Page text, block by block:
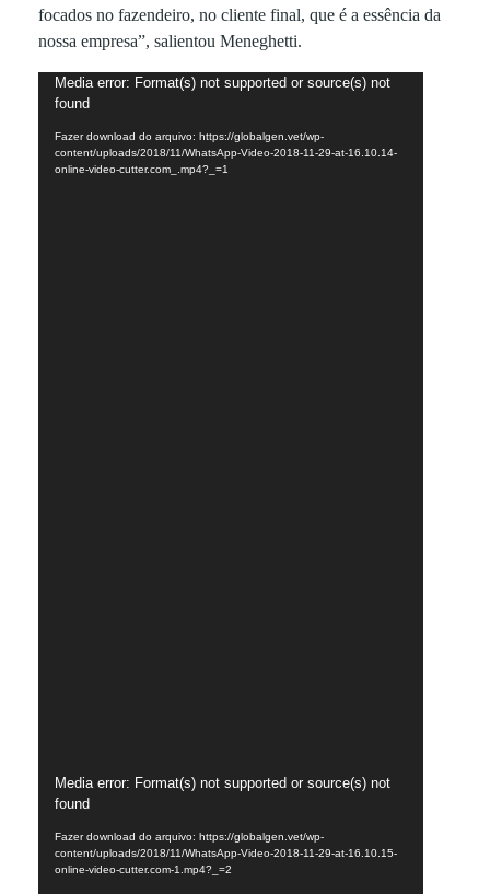
a
m
p
o
r
focados no fazendeiro, no cliente final, que é a essência da
nossa empresa”, salientou Meneghetti.
Tocador
vídeo
Media error: Format(s) not supported or source(s) not
found
Fazer download do arquivo: https://globalgen.vet/wp-
content/uploads/2018/11/WhatsApp-Video-2018-11-29-at-16.10.14-
online-video-cutter.com_.mp4?_=1
Tocador
vídeo
Media error: Format(s) not supported or source(s) not
found
Fazer download do arquivo: https://globalgen.vet/wp-
content/uploads/2018/11/WhatsApp-Video-2018-11-29-at-16.10.15-
online-video-cutter.com-1.mp4?_=2